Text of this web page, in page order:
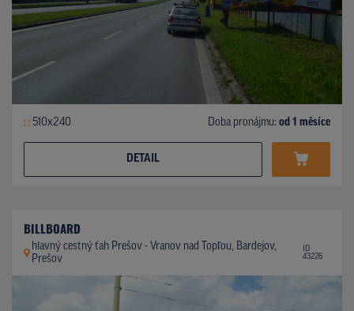
510x240 Doba pronájmu: od 1 měsíce
DETAIL
BILLBOARD
hlavný cestný ťah Prešov - Vranov nad Topľou, Bardejov,
Prešov
ID
43226